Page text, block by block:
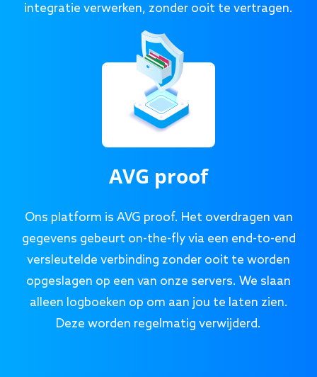
integratie verwerken, zonder ooit te vertragen.
AVG proof
Ons platform is AVG proof. Het overdragen van
gegevens gebeurt on-the-fly via een end-to-end
versleutelde verbinding zonder ooit te worden
opgeslagen op een van onze servers. We slaan
alleen logboeken op om aan jou te laten zien.
Deze worden regelmatig verwijderd.